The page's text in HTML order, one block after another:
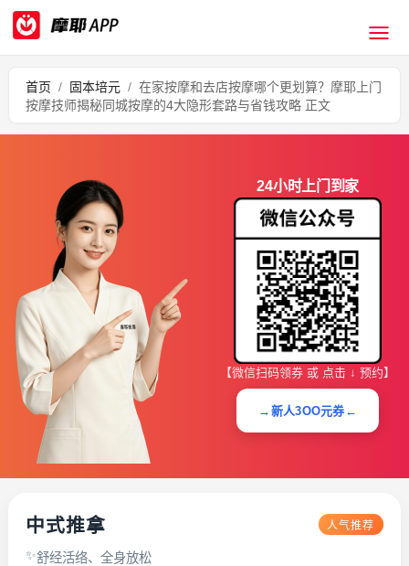
首页 / 固本培元 / 在家按摩和去店按摩哪个更划算？摩耶上门
按摩技师揭秘同城按摩的4大隐形套路与省钱攻略 正文
24小时上门到家
【微信扫码领券 或 点击 ↓ 预约】
→新人3OO元券←
中式推拿 人气推荐
舒经活络、全身放松